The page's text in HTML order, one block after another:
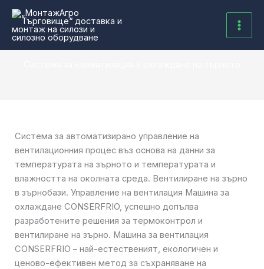
Skip
content
Система за автоматизирано управление на
вентилационния процес въз основа на данни за
температурата на зърното и температурата и
влажността на околната среда. Вентилиране на зърно
в зърнобази. Управление на вентилация Машина за
охлаждане CONSERFRIO, успешно допълва
разработените решения за термоконтрол и
вентилиране на зърно. Машина за вентилация
CONSERFRIO – най-естественият, екологичен и
ценово-ефективен метод за съхраняване на